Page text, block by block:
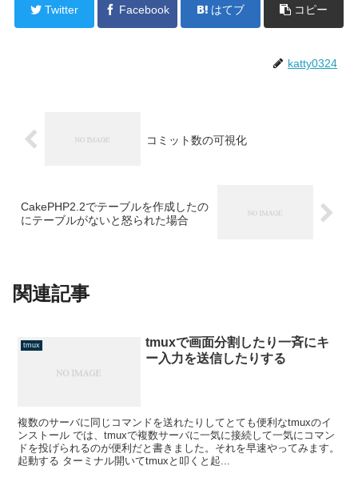
Twitter Facebook はてブ コピー
katty0324
コミット数の可視化
CakePHP2.2でテーブルを作成したの
にテーブルがないと怒られた場合
関連記事
tmux
tmuxで画面分割したり一斉にキ
ー入力を送信したりする
複数のサーバに同じコマンドを送れたりしてとても便利なtmuxのイ
ンストール では、tmuxで複数サーバに一気に接続して一気にコマン
ドを投げられるのが便利だと書きました。それを早速やってみます。
起動する ターミナル開いてtmuxと叩くと起...